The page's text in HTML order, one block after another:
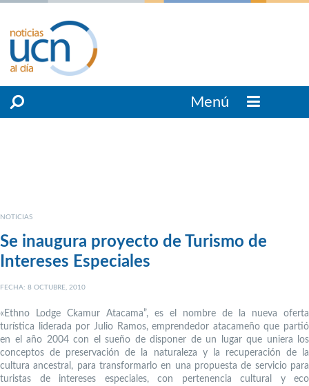
Menú
NOTICIAS
Se inaugura proyecto de Turismo de
Intereses Especiales
FECHA: 8 OCTUBRE, 2010
«Ethno Lodge Ckamur Atacama”, es el nombre de la nueva oferta
turística liderada por Julio Ramos, emprendedor atacameño que partió
en el año 2004 con el sueño de disponer de un lugar que uniera los
conceptos de preservación de la naturaleza y la recuperación de la
cultura ancestral, para transformarlo en una propuesta de servicio para
turistas de intereses especiales, con pertenencia cultural y eco